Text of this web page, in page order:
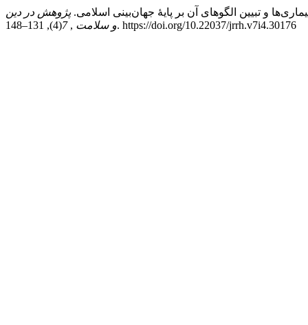
پژوهش در دین
و سلامت ,
7 (4), 131–148. https://doi.org/10.22037/jrrh.v7i4.30176